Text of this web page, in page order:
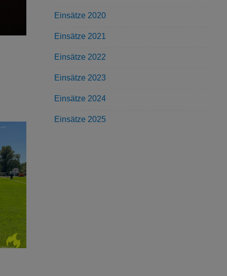
Einsätze 2020
Einsätze 2021
Einsätze 2022
Einsätze 2023
Einsätze 2024
Einsätze 2025